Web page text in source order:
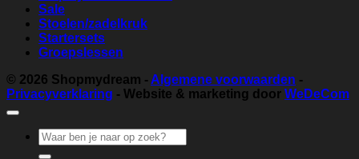
Sale
Stoelen/zadelkruk
Startersets
Groepslessen
© 2026 Shopmydream - Algemene voorwaarden -
Privacyverklaring - Website & marketing door WeDeCom
Zoeken
naar: